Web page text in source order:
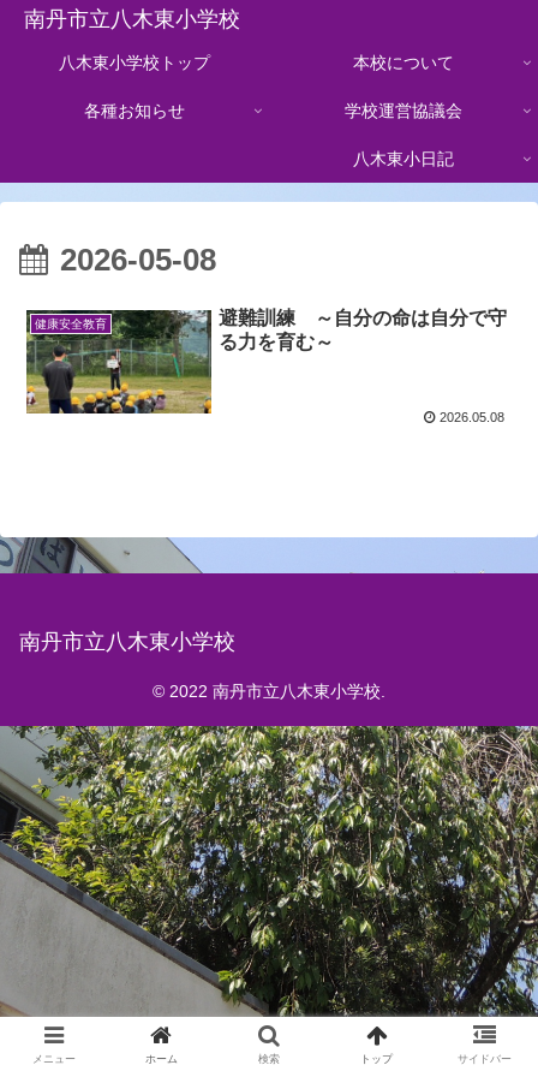
南丹市立八木東小学校
八木東小学校トップ 本校について
各種お知らせ 学校運営協議会
八木東小日記
2026-05-08
健康安全教育
避難訓練 ～自分の命は自分で守
る力を育む～
2026.05.08
南丹市立八木東小学校
© 2022 南丹市立八木東小学校.
メニュー ホーム 検索 トップ サイドバー